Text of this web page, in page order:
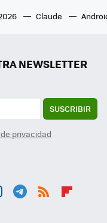
Claude
NEWSLETTER
SUSCRIBIR
privacidad